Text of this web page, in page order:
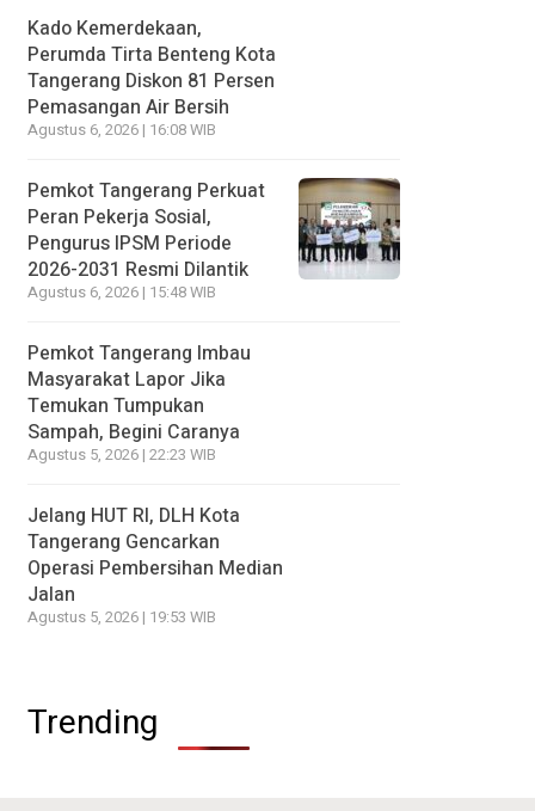
Kado Kemerdekaan,
Perumda Tirta Benteng Kota
Tangerang Diskon 81 Persen
Pemasangan Air Bersih
Agustus 6, 2026 | 16:08 WIB
Pemkot Tangerang Perkuat
Peran Pekerja Sosial,
Pengurus IPSM Periode
2026-2031 Resmi Dilantik
Agustus 6, 2026 | 15:48 WIB
Pemkot Tangerang Imbau
Masyarakat Lapor Jika
Temukan Tumpukan
Sampah, Begini Caranya
Agustus 5, 2026 | 22:23 WIB
Jelang HUT RI, DLH Kota
Tangerang Gencarkan
Operasi Pembersihan Median
Jalan
Agustus 5, 2026 | 19:53 WIB
Trending